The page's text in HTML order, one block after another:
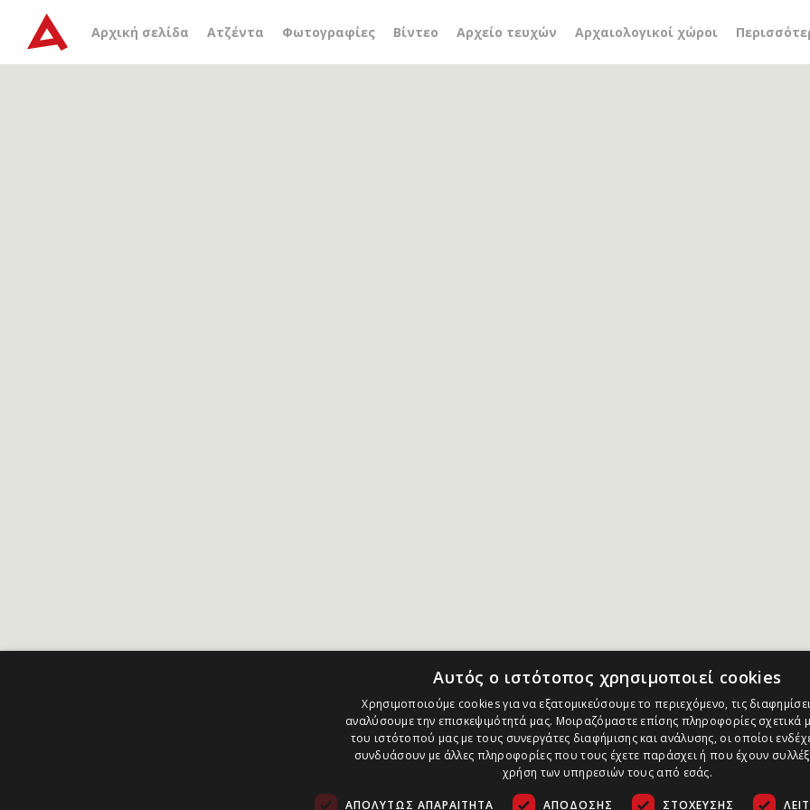
Αρχική σελίδα Ατζέντα Φωτογραφίες Βίντεο Αρχείο τευχών Αρχαιολογικοί χώροι
Αρχείο ετικέτας θεματικές ενότητες
Αυτός ο ιστότοπος χρησιμοποιεί cookies
Χρησιμοποιούμε cookies για να εξατομικεύσουμε το περιεχόμενο, τις
αναλύσουμε την επισκεψιμότητά μας. Μοιραζόμαστε επίσης πληροφορίες σχετικά
του ιστότοπού μας με τους συνεργάτες διαφήμισης και ανάλυσης, οι οποίοι
συνδυάσουν με άλλες πληροφορίες που τους έχετε παράσχει ή που έχουν
χρήση των υπηρεσιών τους από εσάς.
ΑΠΟΛΎΤΩΣ ΑΠΑΡΑΊΤΗΤΑ ΑΠΌΔΟΣΗΣ ΣΤΌΧΕΥΣΗΣ